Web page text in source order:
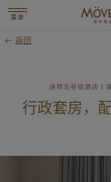
要
菜单
返回
迪拜五星级酒店 |
行政套房，